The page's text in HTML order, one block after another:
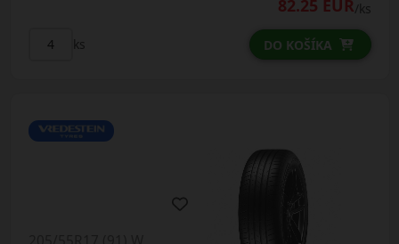
82.25 EUR/ks
ks DO KOŠÍKA